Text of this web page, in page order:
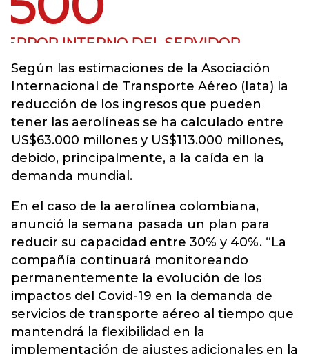
Según las estimaciones de la Asociación
Internacional de Transporte Aéreo (Iata) la
reducción de los ingresos que pueden
tener las aerolíneas se ha calculado entre
US$63.000 millones y US$113.000 millones,
debido, principalmente, a la caída en la
demanda mundial.
En el caso de la aerolínea colombiana,
anunció la semana pasada un plan para
reducir su capacidad entre 30% y 40%. “La
compañía continuará monitoreando
permanentemente la evolución de los
impactos del Covid-19 en la demanda de
servicios de transporte aéreo al tiempo que
mantendrá la flexibilidad en la
implementación de ajustes adicionales en la